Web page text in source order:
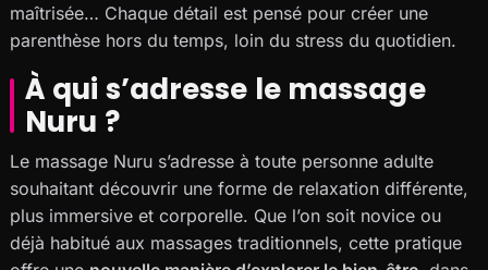
maîtrisée… Chaque détail est pensé pour créer une
parenthèse hors du temps, loin du stress du quotidien.
À qui s’adresse le massage
Nuru ?
Le massage Nuru s’adresse à toute personne adulte
souhaitant découvrir une forme de relaxation différente,
plus immersive et corporelle. Que l’on soit novice ou
déjà habitué aux massages traditionnels, cette pratique